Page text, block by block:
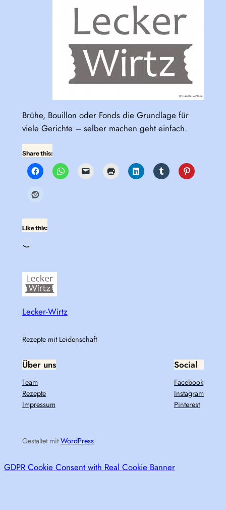
Brühe, Bouillon oder Fonds die Grundlage für
viele Gerichte – selber machen geht einfach.
Share this:
Like this:
Loading…
Lecker-Wirtz
Rezepte mit Leidenschaft
Über uns
Team
Rezepte
Impressum
Social
Facebook
Instagram
Pinterest
Gestaltet mitWordPress
GDPR Cookie Consent with Real Cookie Banner